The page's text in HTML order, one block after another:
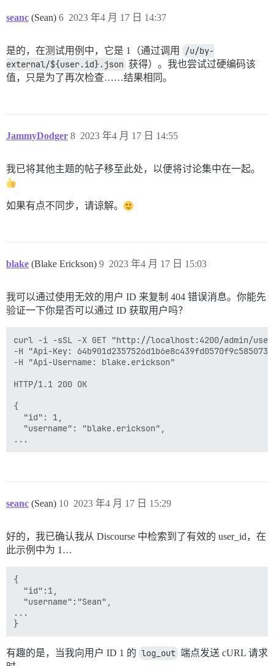
seanc (Sean) 2023 年4 月 17 日 14:37
6
是的，在测试用例中，它是 1（通过调用
/u/by-
external/${user.id}.json 获得）。我也尝试过硬编码该
值，只是为了再次检查……结果相同。
JammyDodger 2023 年4 月 17 日 14:55
8
我已将其他主题的帖子移至此处，以便将讨论集中在一起。
如果有点不同步，请谅解。
blake (Blake Erickson) 2023 年4 月 17 日 15:03
9
我可以通过使用无效的用户 ID 来复制 404 错误消息。你能先
验证一下你是否可以通过 ID 获取用户吗？
curl -i -sSL -X GET "http://localhost:4200/admin/
-H "Api-Key:
-H "Api-Username: blake.erickson"
HTTP/1.1 200 OK
{
  "id": 1,
  "username": "blake.erickson",
seanc (Sean) 2023 年4 月 17 日 15:29
10
好的，我已确认我从 Discourse 中检索到了有效的 user_id，在
此示例中为 1…
{
  "id":1,
  "username":"Sean",
...
有趣的是，当我向用户 ID 1 的 log_out 端点发送 cURL 请求